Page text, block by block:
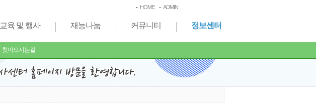
HOME ADMIN
찾아오시는길
교육 및 행사 재능나눔 커뮤니티 정보센터